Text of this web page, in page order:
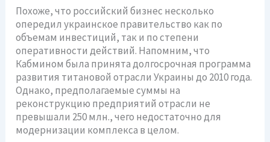
Похоже, что российский бизнес несколько
опередил украинское правительство как по
объемам инвестиций, так и по степени
оперативности действий. Напомним, что
Кабмином была принята долгосрочная программа
развития титановой отрасли Украины до 2010 года.
Однако, предполагаемые суммы на
реконструкцию предприятий отрасли не
превышали 250 млн., чего недостаточно для
модернизации комплекса в целом.